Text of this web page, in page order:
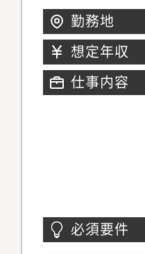
勤務地
想定年収
仕事内容
必須要件